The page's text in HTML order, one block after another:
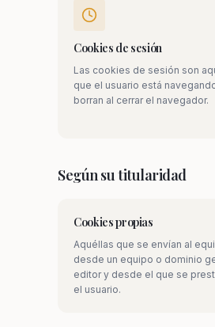
Cookies de sesión
Las cookies de sesión son
que el usuario está
borran al cerrar el navegador.
Según su titularidad
Cookies propias
Aquéllas que se envían al
desde un equipo o dominio
editor y desde el que se
el usuario.